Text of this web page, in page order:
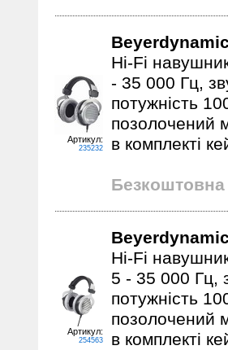
Артикул:
235232
Hi-Fi
- 35 000 Гц,
потужність
позолочений
в комплекті
Безкоштовна
Артикул:
254563
Hi-Fi
5 - 35 000 Гц,
потужність
позолочений
в комплекті